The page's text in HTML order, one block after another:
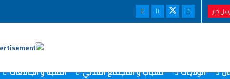
خبر
الولايات الشباب و المجتمع المدني الطلبة و الجامعات